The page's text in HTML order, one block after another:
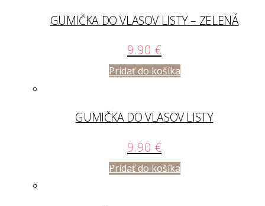
GUMIČKA DO VLASOV LISTY – ZELENÁ
9.90 €
Pridať do košíka
GUMIČKA DO VLASOV LISTY
9.90 €
Pridať do košíka